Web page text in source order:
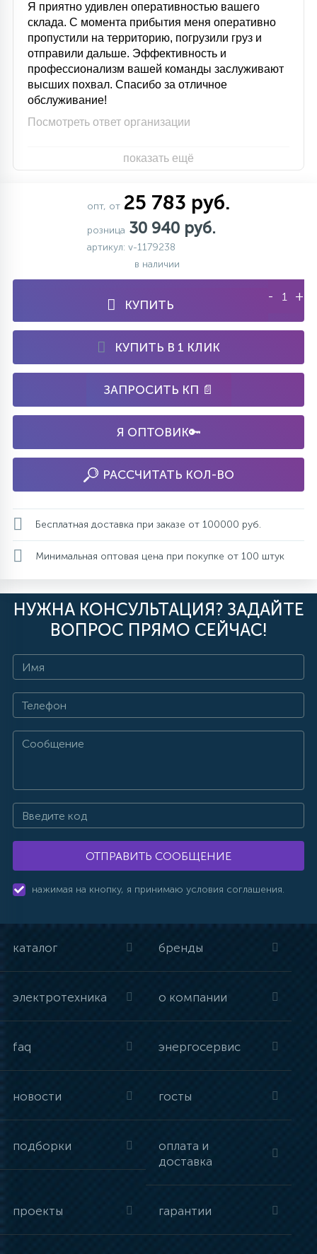
Я приятно удивлен оперативностью вашего
склада. С момента прибытия меня оперативно
пропустили на территорию, погрузили груз и
отправили дальше. Эффективность и
профессионализм вашей команды заслуживают
высших похвал. Спасибо за отличное
обслуживание!
Посмотреть ответ организации
показать ещё
опт, от 25 783 руб.
розница 30 940 руб.
артикул: v-1179238
в наличии
КУПИТЬ
- +
КУПИТЬ В 1 КЛИК
ЗАПРОСИТЬ КП 📄
Я ОПТОВИК🔑
РАССЧИТАТЬ КОЛ-ВО
Бесплатная доставка при заказе от 100000 руб.
Минимальная оптовая цена при покупке от 100 штук
НУЖНА КОНСУЛЬТАЦИЯ? ЗАДАЙТЕ
ВОПРОС ПРЯМО СЕЙЧАС!
ОТПРАВИТЬ СООБЩЕНИЕ
нажимая на кнопку, я принимаю условия соглашения.
каталог бренды
электротехника о компании
faq энергосервис
новости госты
подборки
оплата и
доставка
проекты гарантии